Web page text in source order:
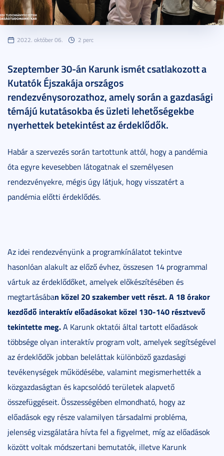
2022. október 06. 2 perc
Szeptember 30-án Karunk ismét csatlakozott a
Kutatók Éjszakája országos
rendezvénysorozathoz, amely során a gazdasági
témájú kutatásokba és üzleti lehetőségekbe
nyerhettek betekintést az érdeklődők.
Habár a szervezés során tartottunk attól, hogy a pandémia
óta egyre kevesebben látogatnak el személyesen
rendezvényekre, mégis úgy látjuk, hogy visszatért a
pandémia előtti érdeklődés.
Az idei rendezvényünk a programkínálatot tekintve
hasonlóan alakult az előző évhez, összesen 14 programmal
vártuk az érdeklődőket, amelyek előkészítésében és
megtartásában közel 20 szakember vett részt. A 18 órakor
kezdődő interaktív előadásokat közel 130-140 résztvevő
tekintette meg.A Karunk oktatói által tartott előadások
többsége olyan interaktív program volt, amelyek segítségével
az érdeklődők jobban beleláttak különböző gazdasági
tevékenységek működésébe, valamint megismerhették a
közgazdaságtan és kapcsolódó területek alapvető
összefüggéseit. Összességében elmondható, hogy az
előadások egy része valamilyen társadalmi probléma,
jelenség vizsgálatára hívta fel a figyelmet, míg az előadások
között voltak módszertani bemutatók, illetve Karunk